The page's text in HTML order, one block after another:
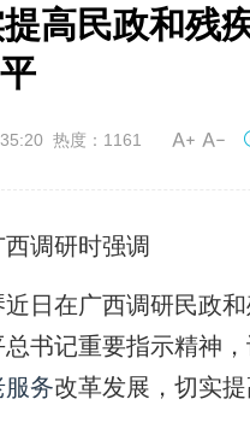
高民政和残
平
热度：1161
调研时强调
在广西调研民政和
书记重要指示精神
服务改革发展，切实